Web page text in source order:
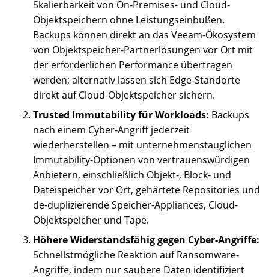
Skalierbarkeit von On-Premises- und Cloud-
Objektspeichern ohne Leistungseinbußen.
Backups können direkt an das Veeam-Ökosystem
von Objektspeicher-Partnerlösungen vor Ort mit
der erforderlichen Performance übertragen
werden; alternativ lassen sich Edge-Standorte
direkt auf Cloud-Objektspeicher sichern.
Trusted Immutability für Workloads: Backups
nach einem Cyber-Angriff jederzeit
wiederherstellen – mit unternehmenstauglichen
Immutability-Optionen von vertrauenswürdigen
Anbietern, einschließlich Objekt-, Block- und
Dateispeicher vor Ort, gehärtete Repositories und
de-duplizierende Speicher-Appliances, Cloud-
Objektspeicher und Tape.
Höhere Widerstandsfähig gegen Cyber-Angriffe:
Schnellstmögliche Reaktion auf Ransomware-
Angriffe, indem nur saubere Daten identifiziert